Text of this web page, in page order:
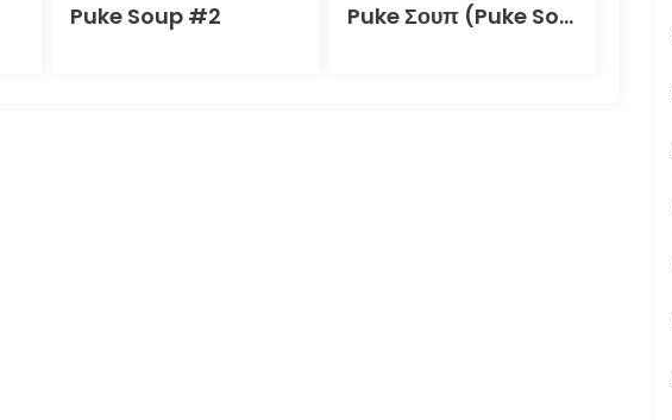
Puke Soup #2 Puke Σουπ (Puke Soup)